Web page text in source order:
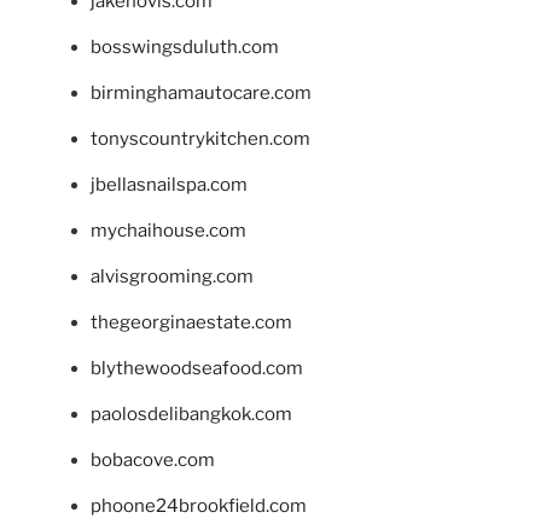
bosswingsduluth.com
birminghamautocare.com
tonyscountrykitchen.com
jbellasnailspa.com
mychaihouse.com
alvisgrooming.com
thegeorginaestate.com
blythewoodseafood.com
paolosdelibangkok.com
bobacove.com
phoone24brookfield.com